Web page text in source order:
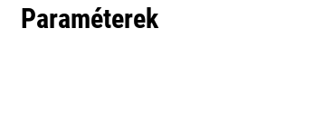
Paraméterek